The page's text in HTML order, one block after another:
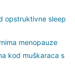
opstruktivne sleep
menopauze
kod muškaraca s